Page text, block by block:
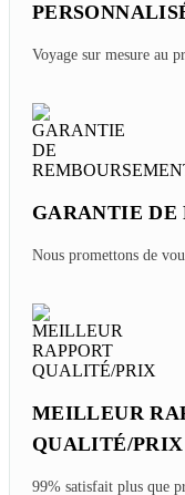
Voyage sur mesure au
GARANTIE DE
Nous promettons de
MEILLEUR
QUALITÉ/PRIX
99% satisfait plus que